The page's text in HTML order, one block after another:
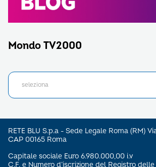
Mondo TV2000
RETE BLU S.p.a - Sede Legale Roma (RM)
CAP 00165 Roma
Capitale sociale Euro 6.980.000,00 i.v
C.F. e Numero d’iscrizione del Registro